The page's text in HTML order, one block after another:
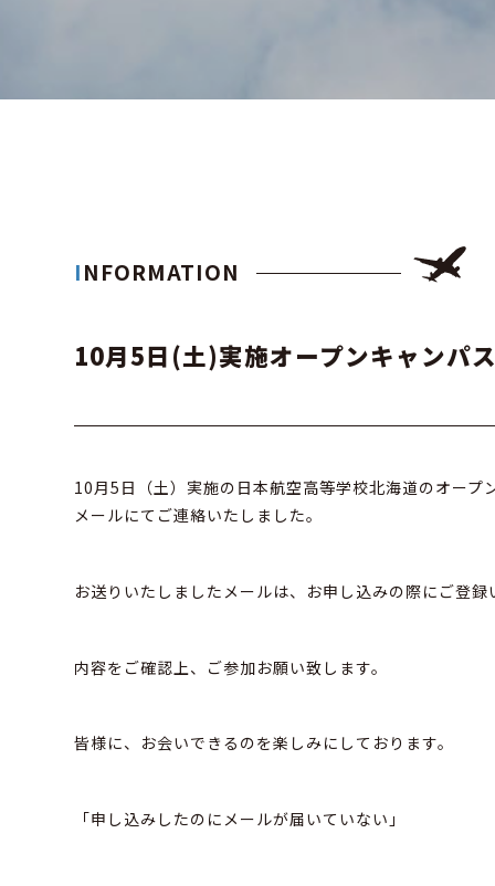
INFORMATION
10月5日(土)実施オープンキャンパ
10月5日（土）実施の日本航空高等学校北海道のオー
メールにてご連絡いたしました。
お送りいたしましたメールは、お申し込みの際にご登
内容をご確認上、ご参加お願い致します。
皆様に、お会いできるのを楽しみにしております。
「申し込みしたのにメールが届いていない」